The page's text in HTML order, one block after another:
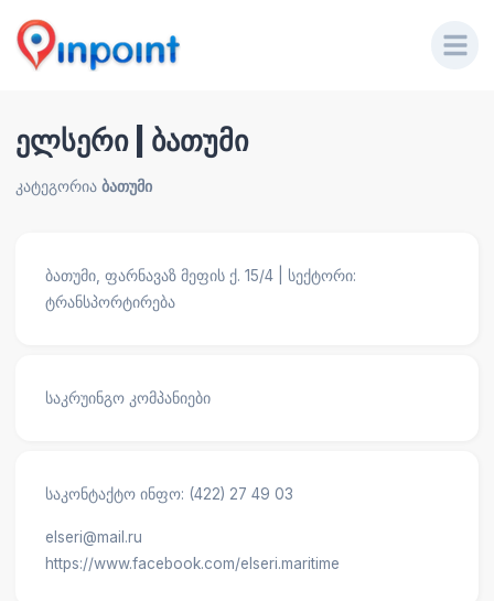
ელსერი | ბათუმი
კატეგორია ბათუმი
ბათუმი, ფარნავაზ მეფის ქ. 15/4 | სექტორი:
ტრანსპორტირება
საკრუინგო კომპანიები
საკონტაქტო ინფო: (422) 27 49 03
elseri@mail.ru
https://www.facebook.com/elseri.maritime